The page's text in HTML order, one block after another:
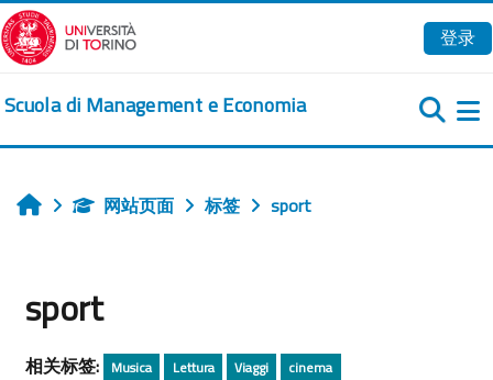
跳到主要内容
登录
Scuola di Management e Economia
首页 网站页面 标签 sport
sport
相关标签: Musica Lettura Viaggi cinema